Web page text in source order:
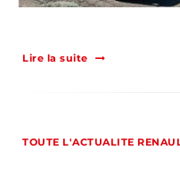
Lire la suite
TOUTE L'ACTUALITE